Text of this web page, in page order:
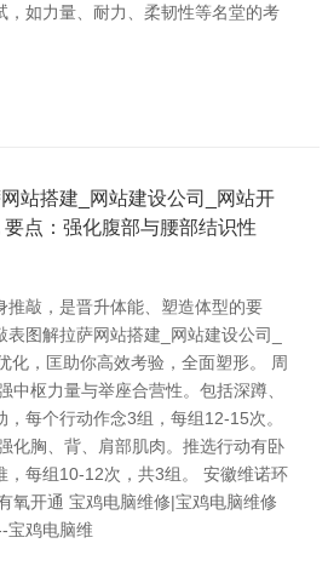
，如力量、耐力、柔韧性等名堂的考
站搭建_网站建设公司_网站开
点：强化腹部与腰部结识性
推敲，是晋升体能、塑造体型的要
图解拉萨网站搭建_网站建设公司_
化，匡助你高效考验，全面塑形。 周
中枢力量与举座合营性。包括深蹲、
每个行动作念3组，每组12-15次。
化胸、背、肩部肌肉。推选行动有卧
，每组10-12次，共3组。 安徽维诺环
氧开通 宝鸡电脑维修|宝鸡电脑维修
宝鸡电脑维